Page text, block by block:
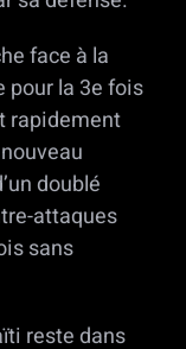
face à la
pour la 3e fois
rapidement
doublé
attaques
sans
reste dans